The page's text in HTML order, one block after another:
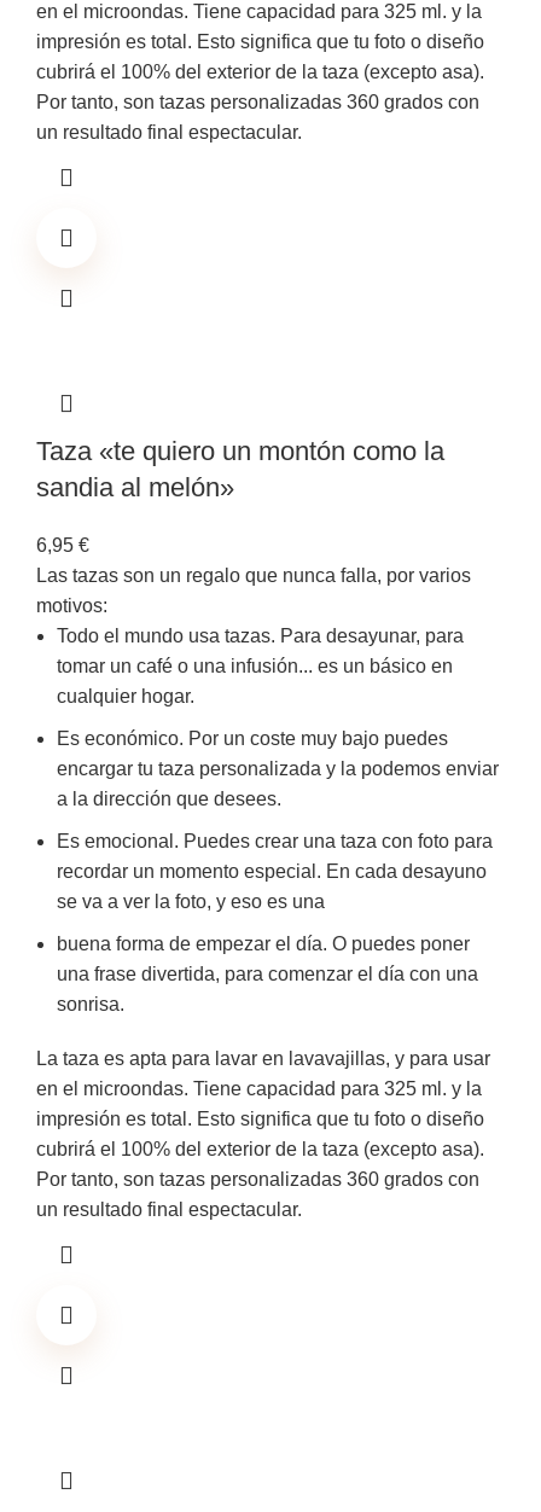
en el microondas. Tiene capacidad para 325 ml. y la
impresión es total. Esto significa que tu foto o diseño
cubrirá el 100% del exterior de la taza (excepto asa).
Por tanto, son tazas personalizadas 360 grados con
un resultado final espectacular.
Taza «te quiero un montón como la
sandia al melón»
6,95 €
Las tazas son un regalo que nunca falla, por varios
motivos:
Todo el mundo usa tazas. Para desayunar, para
tomar un café o una infusión... es un básico en
cualquier hogar.
Es económico. Por un coste muy bajo puedes
encargar tu taza personalizada y la podemos enviar
a la dirección que desees.
Es emocional. Puedes crear una taza con foto para
recordar un momento especial. En cada desayuno
se va a ver la foto, y eso es una
buena forma de empezar el día. O puedes poner
una frase divertida, para comenzar el día con una
sonrisa.
La taza es apta para lavar en lavavajillas, y para usar
en el microondas. Tiene capacidad para 325 ml. y la
impresión es total. Esto significa que tu foto o diseño
cubrirá el 100% del exterior de la taza (excepto asa).
Por tanto, son tazas personalizadas 360 grados con
un resultado final espectacular.